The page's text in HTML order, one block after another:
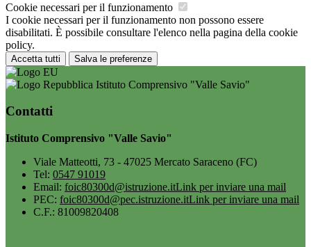
Cookie necessari per il funzionamento
I cookie necessari per il funzionamento non possono essere
disabilitati. È possibile consultare l'elenco nella pagina della cookie
policy.
Accetta tutti Salva le preferenze
Istituto Comprensivo "Valle Savio"
Contatti
Istituto Comprensivo "Valle Savio"
Viale Matteotti, 73 - 47025 Mercato Saraceno (FC)
Tel: 0547 91019
Email: foic80300d@istruzione.itLink per inviare una mail
PEC: foic80300d@pec.istruzione.itLink per inviare una mail
C.F.: 81009820408